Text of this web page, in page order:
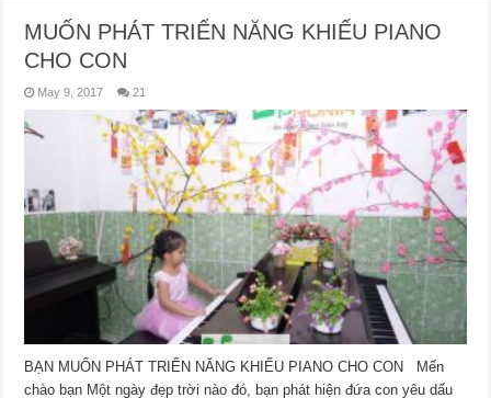
MUỐN PHÁT TRIỂN NĂNG KHIẾU PIANO
CHO CON
May 9, 2017 21
BẠN MUỐN PHÁT TRIỂN NĂNG KHIẾU PIANO CHO CON Mến
chào bạn Một ngày đẹp trời nào đó, bạn phát hiện đứa con yêu dấu